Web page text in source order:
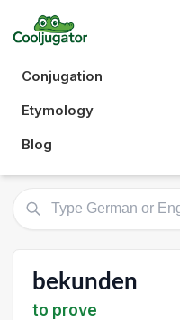
Conjugation
Etymology
Blog
bekunden
to prove